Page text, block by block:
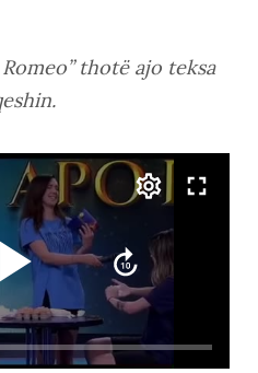
thotë ajo teksa